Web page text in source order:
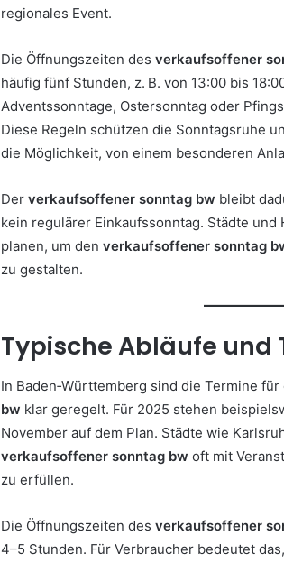
regionales Event.
Die Öffnungszeiten des verkaufsoffener
häufig fünf Stunden, z. B. von 13:00 bis
Adventssonntage, Ostersonntag oder
Diese Regeln schützen die Sonntagsruhe
die Möglichkeit, von einem besonderen
Der verkaufsoffener sonntag bw bleibt
kein regulärer Einkaufssonntag. Städte
planen, um den verkaufsoffener sonntag
zu gestalten.
Typische Abläufe und
In Baden‑Württemberg sind die Termine für
bw klar geregelt. Für 2025 stehen
November auf dem Plan. Städte wie
verkaufsoffener sonntag bw oft mit
zu erfüllen.
Die Öffnungszeiten des verkaufsoffener
4–5 Stunden. Für Verbraucher bedeutet